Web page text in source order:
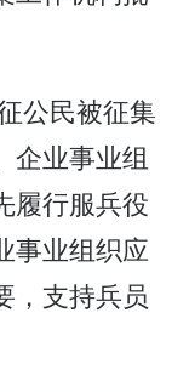
公民被征集
企业事业组
履行服兵役
事业组织应
，支持兵员